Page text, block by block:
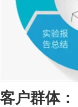
客户群体：